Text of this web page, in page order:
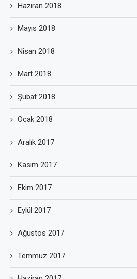
Haziran 2018
Mayıs 2018
Nisan 2018
Mart 2018
Şubat 2018
Ocak 2018
Aralık 2017
Kasım 2017
Ekim 2017
Eylül 2017
Ağustos 2017
Temmuz 2017